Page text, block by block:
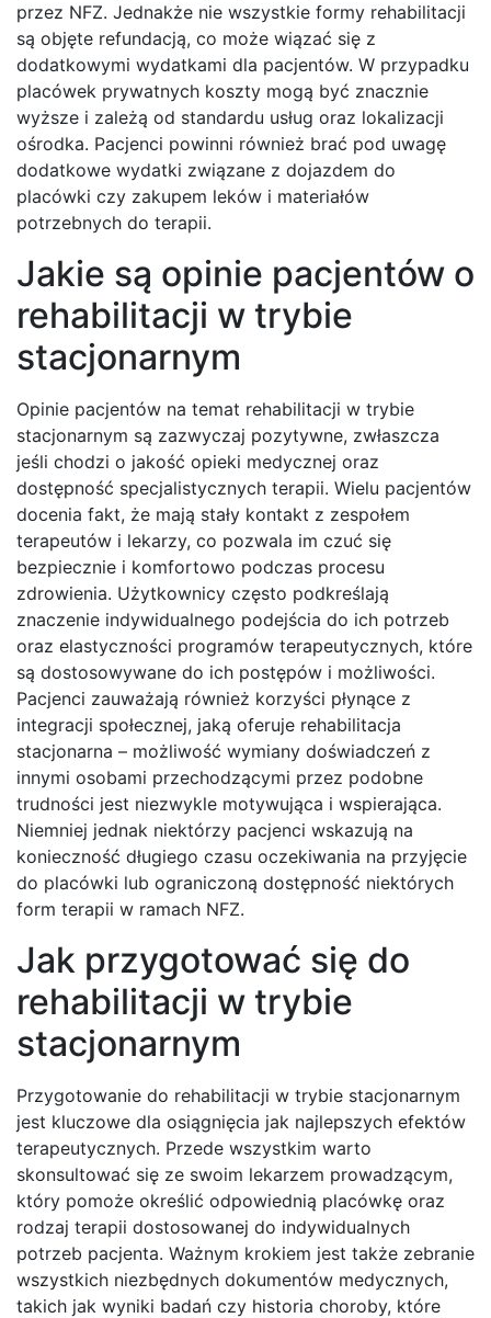
przez NFZ. Jednakże nie wszystkie formy rehabilitacji
są objęte refundacją, co może wiązać się z
dodatkowymi wydatkami dla pacjentów. W przypadku
placówek prywatnych koszty mogą być znacznie
wyższe i zależą od standardu usług oraz lokalizacji
ośrodka. Pacjenci powinni również brać pod uwagę
dodatkowe wydatki związane z dojazdem do
placówki czy zakupem leków i materiałów
potrzebnych do terapii.
Jakie są opinie pacjentów o
rehabilitacji w trybie
stacjonarnym
Opinie pacjentów na temat rehabilitacji w trybie
stacjonarnym są zazwyczaj pozytywne, zwłaszcza
jeśli chodzi o jakość opieki medycznej oraz
dostępność specjalistycznych terapii. Wielu pacjentów
docenia fakt, że mają stały kontakt z zespołem
terapeutów i lekarzy, co pozwala im czuć się
bezpiecznie i komfortowo podczas procesu
zdrowienia. Użytkownicy często podkreślają
znaczenie indywidualnego podejścia do ich potrzeb
oraz elastyczności programów terapeutycznych, które
są dostosowywane do ich postępów i możliwości.
Pacjenci zauważają również korzyści płynące z
integracji społecznej, jaką oferuje rehabilitacja
stacjonarna – możliwość wymiany doświadczeń z
innymi osobami przechodzącymi przez podobne
trudności jest niezwykle motywująca i wspierająca.
Niemniej jednak niektórzy pacjenci wskazują na
konieczność długiego czasu oczekiwania na przyjęcie
do placówki lub ograniczoną dostępność niektórych
form terapii w ramach NFZ.
Jak przygotować się do
rehabilitacji w trybie
stacjonarnym
Przygotowanie do rehabilitacji w trybie stacjonarnym
jest kluczowe dla osiągnięcia jak najlepszych efektów
terapeutycznych. Przede wszystkim warto
skonsultować się ze swoim lekarzem prowadzącym,
który pomoże określić odpowiednią placówkę oraz
rodzaj terapii dostosowanej do indywidualnych
potrzeb pacjenta. Ważnym krokiem jest także zebranie
wszystkich niezbędnych dokumentów medycznych,
takich jak wyniki badań czy historia choroby, które